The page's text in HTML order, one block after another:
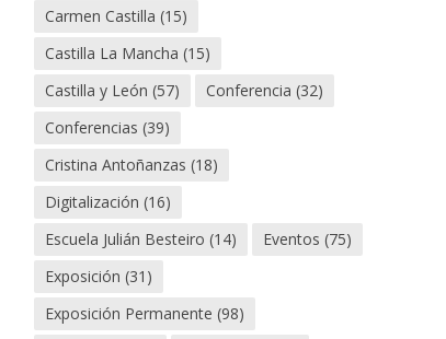
Carmen Castilla (15)
Castilla La Mancha (15)
Castilla y León (57) Conferencia (32)
Conferencias (39)
Cristina Antoñanzas (18)
Digitalización (16)
Escuela Julián Besteiro (14) Eventos (75)
Exposición (31)
Exposición Permanente (98)